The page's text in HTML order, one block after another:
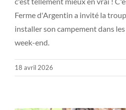
Ferme d'Argentin a invité la
installer son campement dans
week-end.
18 avril 2026